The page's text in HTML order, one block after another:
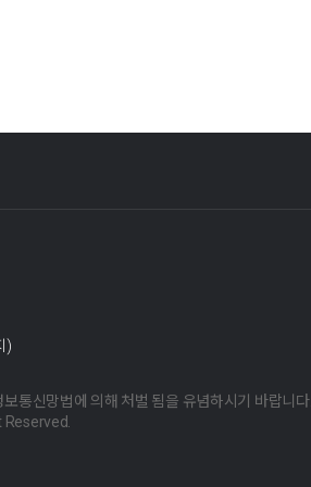
)
통신망법에 의해 처벌 됨을 유념하시기 바랍니다.